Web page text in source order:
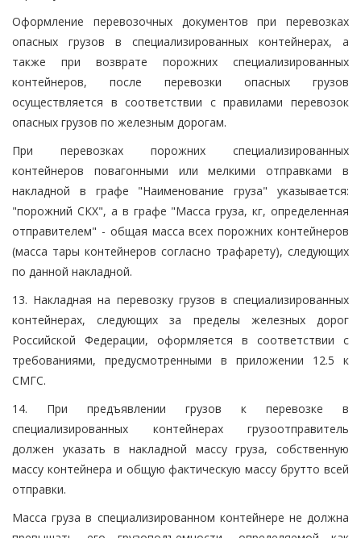
Оформление перевозочных документов при перевозках
опасных грузов в специализированных контейнерах, а
также при возврате порожних специализированных
контейнеров, после перевозки опасных грузов
осуществляется в соответствии с правилами перевозок
опасных грузов по железным дорогам.
При перевозках порожних специализированных
контейнеров повагонными или мелкими отправками в
накладной в графе "Наименование груза" указывается:
"порожний СКХ", а в графе "Масса груза, кг, определенная
отправителем" - общая масса всех порожних контейнеров
(масса тары контейнеров согласно трафарету), следующих
по данной накладной.
13. Накладная на перевозку грузов в специализированных
контейнерах, следующих за пределы железных дорог
Российской Федерации, оформляется в соответствии с
требованиями, предусмотренными в приложении 12.5 к
СМГС.
14. При предъявлении грузов к перевозке в
специализированных контейнерах грузоотправитель
должен указать в накладной массу груза, собственную
массу контейнера и общую фактическую массу брутто всей
отправки.
Масса груза в специализированном контейнере не должна